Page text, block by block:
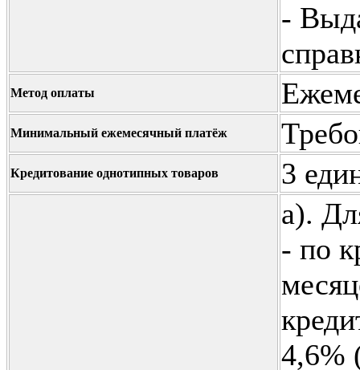
-
Метод оплаты
Минимальный ежемесячный платёж
Кредитование однотипных товаров
3
а).
- по
4,6%